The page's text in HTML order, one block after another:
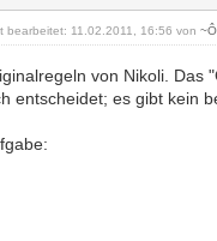
bearbeitet: 11.02.2011, 16:56 von
von Nikoli.
entscheidet; es gibt kein